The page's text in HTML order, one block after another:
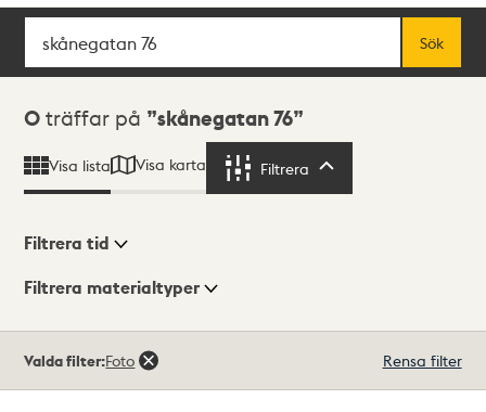
Sök
Sök
Sökresultat
0 träffar på skånegatan 76
Visa lista Visa karta Filtrera
Visningsläge
Filtrera tid
Filtrera materialtyper
träffar
Valda filter:Foto Rensa filter